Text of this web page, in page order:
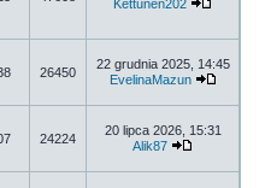
Kettunen202
26450
22 grudnia 2025, 14:45
EvelinaMazun
24224
20 lipca 2026, 15:31
Alik87